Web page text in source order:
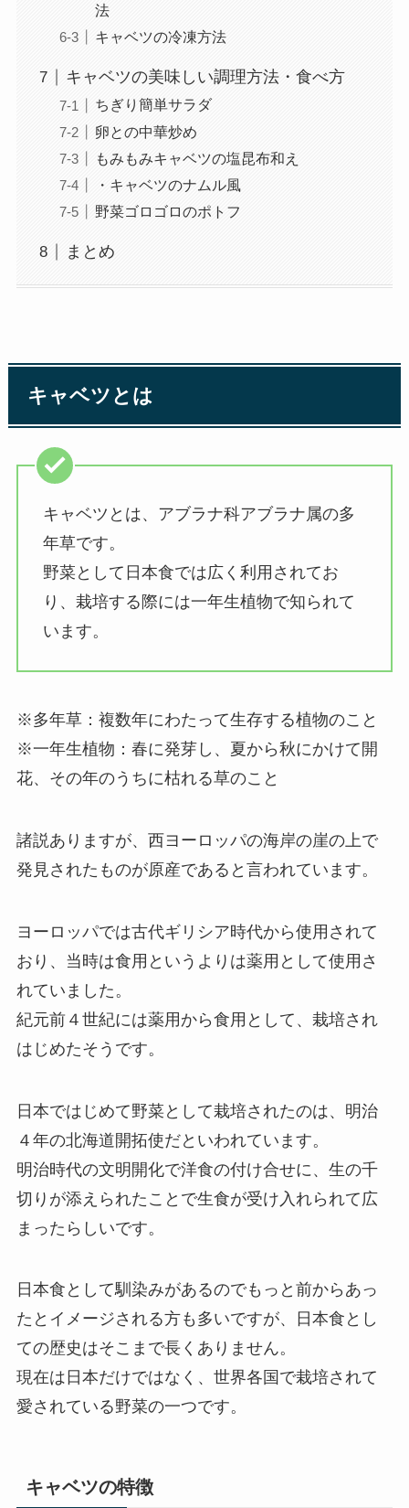
法
キャベツの冷凍方法
キャベツの美味しい調理方法・食べ方
ちぎり簡単サラダ
卵との中華炒め
もみもみキャベツの塩昆布和え
・キャベツのナムル風
野菜ゴロゴロのポトフ
まとめ
キャベツとは
キャベツとは、アブラナ科アブラナ属の多
年草です。
野菜として日本食では広く利用されてお
り、栽培する際には一年生植物で知られて
います。
※多年草：複数年にわたって生存する植物のこと
※一年生植物：春に発芽し、夏から秋にかけて開
花、その年のうちに枯れる草のこと
諸説ありますが、西ヨーロッパの海岸の崖の上で
発見されたものが原産であると言われています。
ヨーロッパでは古代ギリシア時代から使用されて
おり、当時は食用というよりは薬用として使用さ
れていました。
紀元前４世紀には薬用から食用として、栽培され
はじめたそうです。
日本ではじめて野菜として栽培されたのは、明治
４年の北海道開拓使だといわれています。
明治時代の文明開化で洋食の付け合せに、生の千
切りが添えられたことで生食が受け入れられて広
まったらしいです。
日本食として馴染みがあるのでもっと前からあっ
たとイメージされる方も多いですが、日本食とし
ての歴史はそこまで長くありません。
現在は日本だけではなく、世界各国で栽培されて
愛されている野菜の一つです。
キャベツの特徴